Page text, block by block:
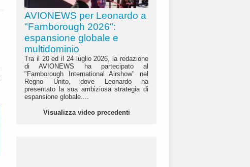
AVIONEWS per Leonardo a
"Farnborough 2026":
espansione globale e
multidominio
Tra il 20 ed il 24 luglio 2026, la redazione
di AVIONEWS ha partecipato al
"Farnborough International Airshow" nel
Regno Unito, dove Leonardo ha
presentato la sua ambiziosa strategia di
espansione globale....
Visualizza video precedenti